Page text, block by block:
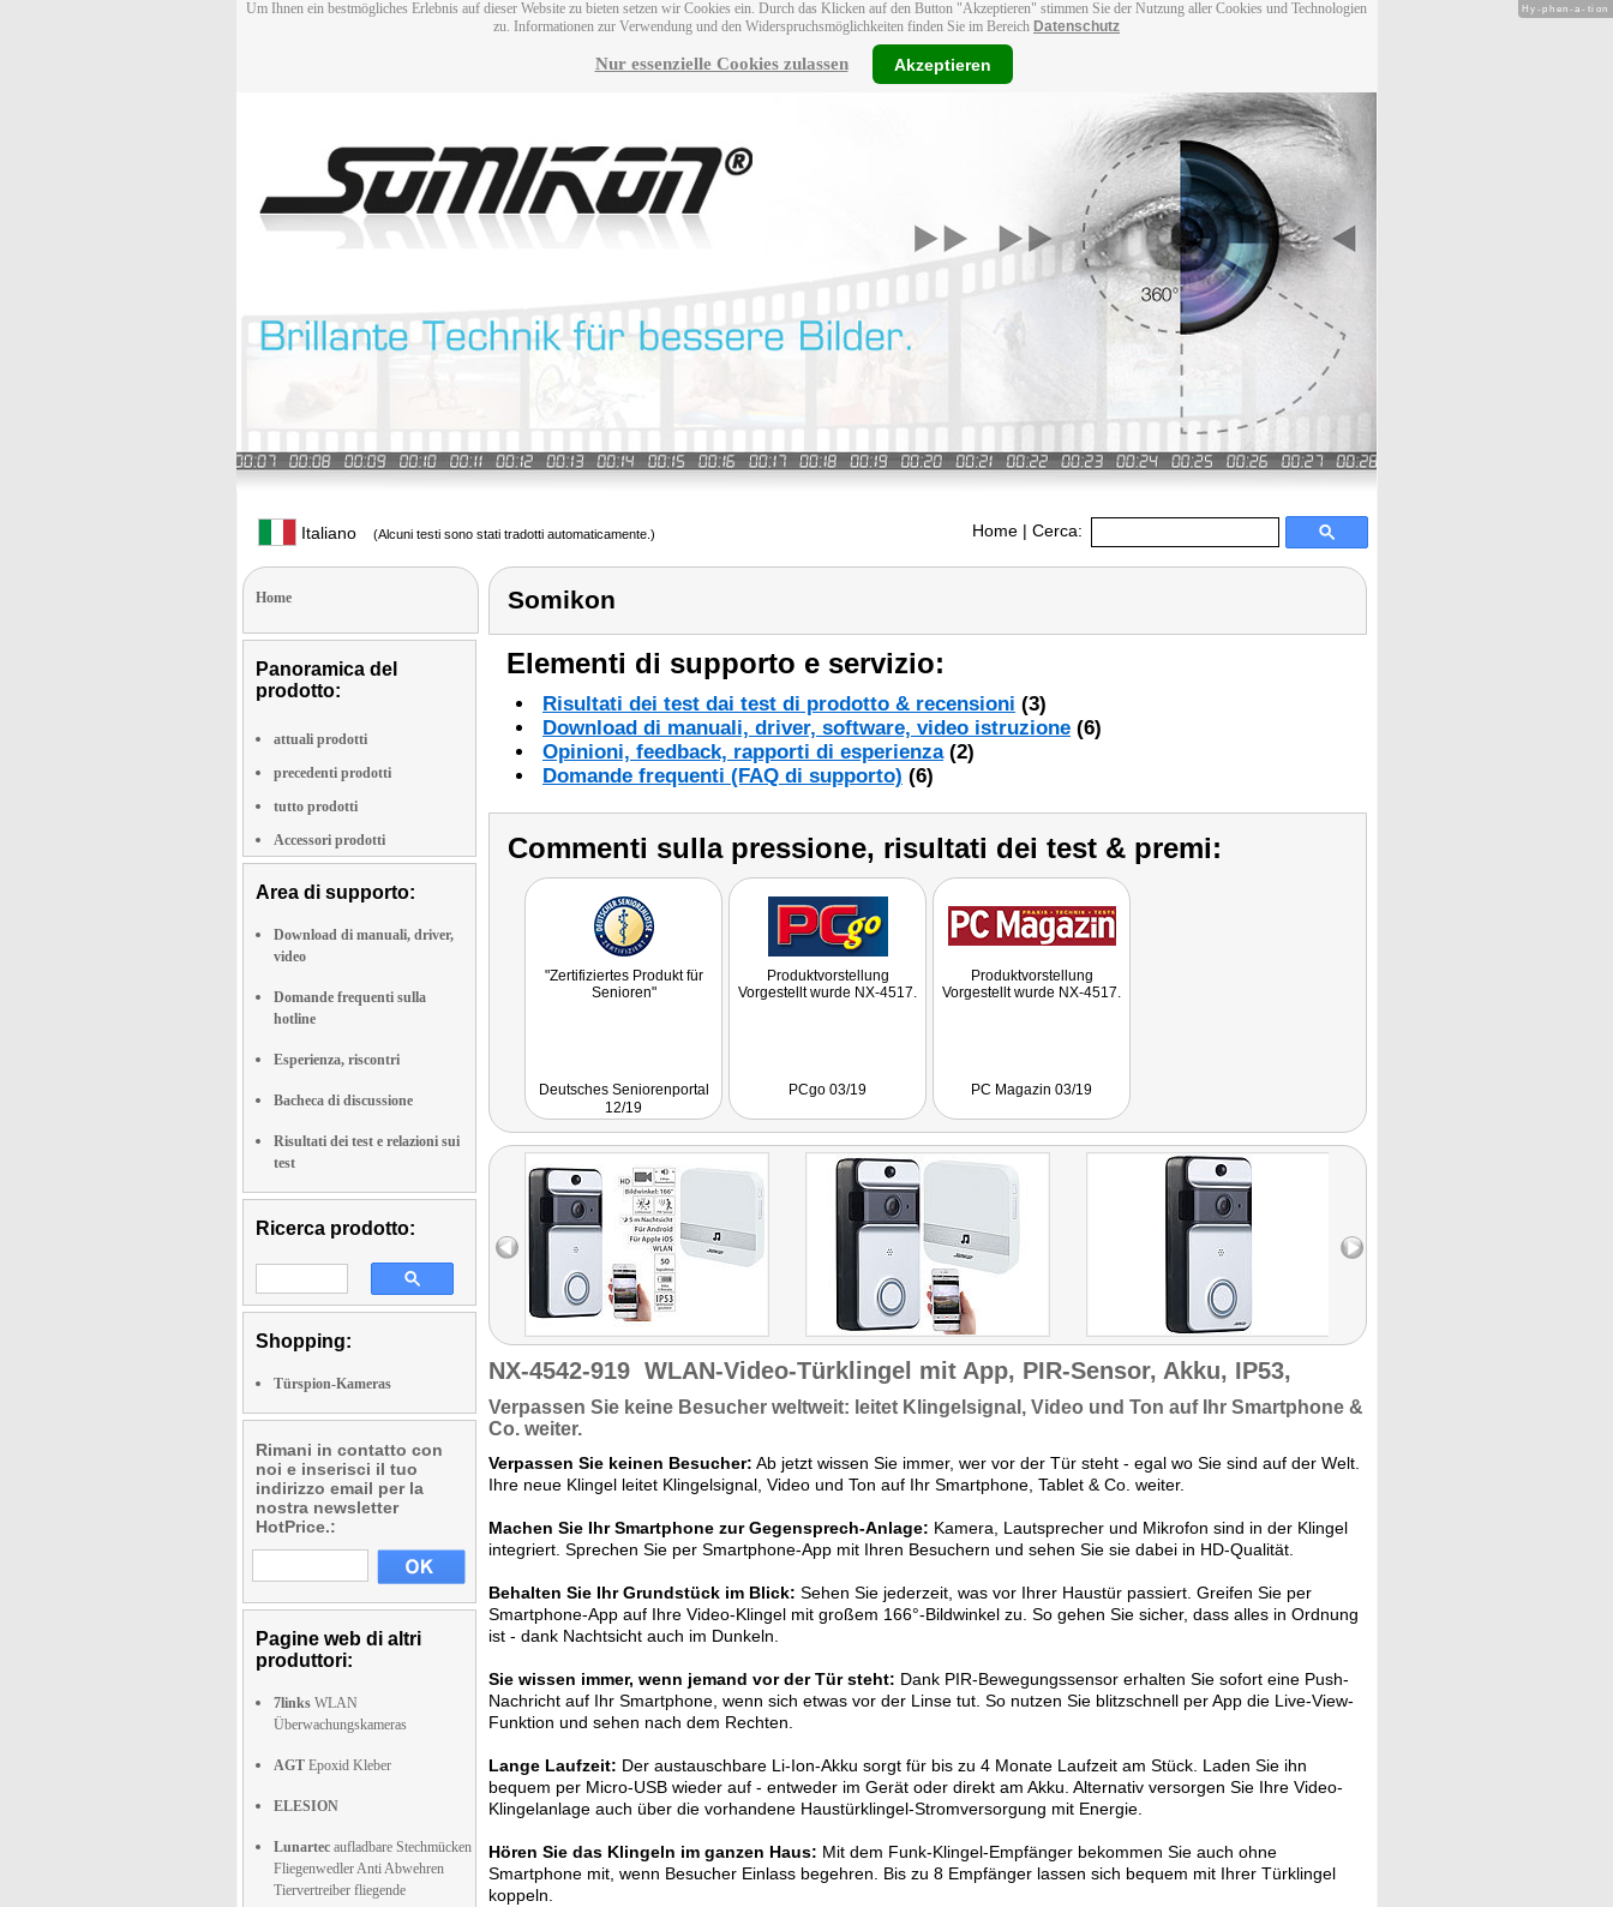
Um Ihnen ein bestmögliches Erlebnis auf dieser Website zu bieten setzen wir Cookies ein. Durch das Klicken auf den Button "Akzeptieren" stimmen Sie der Nutzung aller Cookies und Technologien
zu. Informationen zur Verwendung und den Widerspruchsmöglichkeiten finden Sie im Bereich Datenschutz
Nur essenzielle Cookies zulassen Akzeptieren
Italiano (Alcuni testi sono stati tradotti automaticamente.) Home | Cerca:
Home
Panoramica del
prodotto:
attuali prodotti
precedenti prodotti
tutto prodotti
Accessori prodotti
Area di supporto:
Download di manuali, driver,
video
Domande frequenti sulla
hotline
Esperienza, riscontri
Bacheca di discussione
Risultati dei test e relazioni sui
test
Ricerca prodotto:
Shopping:
Türspion-Kameras
Rimani in contatto con
noi e inserisci il tuo
indirizzo email per la
nostra newsletter
HotPrice.:
Pagine web di altri
produttori:
7links WLAN
Überwachungskameras
AGT Epoxid Kleber
ELESION
Lunartec aufladbare Stechmücken
Fliegenwedler Anti Abwehren
Tiervertreiber fliegende
Somikon
Elementi di supporto e servizio:
Risultati dei test dai test di prodotto & recensioni (3)
Download di manuali, driver, software, video istruzione (6)
Opinioni, feedback, rapporti di esperienza(2)
Domande frequenti (FAQ di supporto) (6)
Commenti sulla pressione, risultati dei test & premi:
"Zertifiziertes Produkt für
Senioren"
Deutsches Seniorenportal
12/19
Produktvorstellung
Vorgestellt wurde NX-4517.
PCgo 03/19
Produktvorstellung
Vorgestellt wurde NX-4517.
PC Magazin 03/19
NX-4542-919 WLAN-Video-Türklingel mit App, PIR-Sensor, Akku, IP53,
Verpassen Sie keine Besucher weltweit: leitet Klingelsignal, Video und Ton auf Ihr Smartphone &
Co. weiter.
Verpassen Sie keinen Besucher: Ab jetzt wissen Sie immer, wer vor der Tür steht - egal wo Sie sind auf der Welt.
Ihre neue Klingel leitet Klingelsignal, Video und Ton auf Ihr Smartphone, Tablet & Co. weiter.
Machen Sie Ihr Smartphone zur Gegensprech-Anlage: Kamera, Lautsprecher und Mikrofon sind in der Klingel
integriert. Sprechen Sie per Smartphone-App mit Ihren Besuchern und sehen Sie sie dabei in HD-Qualität.
Behalten Sie Ihr Grundstück im Blick: Sehen Sie jederzeit, was vor Ihrer Haustür passiert. Greifen Sie per
Smartphone-App auf Ihre Video-Klingel mit großem 166°-Bildwinkel zu. So gehen Sie sicher, dass alles in Ordnung
ist - dank Nachtsicht auch im Dunkeln.
Sie wissen immer, wenn jemand vor der Tür steht: Dank PIR-Bewegungssensor erhalten Sie sofort eine Push-
Nachricht auf Ihr Smartphone, wenn sich etwas vor der Linse tut. So nutzen Sie blitzschnell per App die Live-View-
Funktion und sehen nach dem Rechten.
Lange Laufzeit: Der austauschbare Li-Ion-Akku sorgt für bis zu 4 Monate Laufzeit am Stück. Laden Sie ihn
bequem per Micro-USB wieder auf - entweder im Gerät oder direkt am Akku. Alternativ versorgen Sie Ihre Video-
Klingelanlage auch über die vorhandene Haustürklingel-Stromversorgung mit Energie.
Hören Sie das Klingeln im ganzen Haus: Mit dem Funk-Klingel-Empfänger bekommen Sie auch ohne
Smartphone mit, wenn Besucher Einlass begehren. Bis zu 8 Empfänger lassen sich bequem mit Ihrer Türklingel
koppeln.
Hy-phen-a-tion